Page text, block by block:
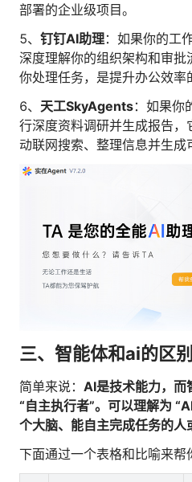
部署的企业级项目。
5、 钉钉AI助理：如果你的工
深度理解你的组织架构和审
你处理任务，是提升办公效率
6、 天工SkyAgents：如果你
行深度资料调研并生成报告，
动联网搜索、整理信息并生成
三、智能体和ai的区别
简单来说： AI是技术能力，而
“自主执行者”。可以理解为
个大脑、能自主完成任务的人
下面通过一个表格和比喻来帮